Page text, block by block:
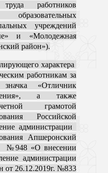
работников
учреждений
и «Молодежная
район»).
характера
работникам за
«Отличник
а также
грамотой
Российской
администрации
Апшеронский
№948 «О внесении
администрации
26.12.2019г. №833